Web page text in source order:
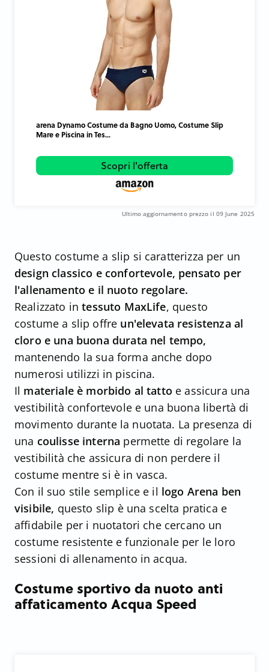
arena Dynamo Costume da Bagno Uomo, Costume Slip
Mare e Piscina in Tes...
Scopri l'offerta
Ultimo aggiornamento prezzo il 09 June 2025
Questo costume a slip si caratterizza per un
design classico e confortevole, pensato per
l'allenamento e il nuoto regolare.
Realizzato in tessuto MaxLife, questo
costume a slip offre un'elevata resistenza al
cloro e una buona durata nel tempo,
mantenendo la sua forma anche dopo
numerosi utilizzi in piscina.
Il materiale è morbido al tatto e assicura una
vestibilità confortevole e una buona libertà di
movimento durante la nuotata. La presenza di
una coulisse interna permette di regolare la
vestibilità che assicura di non perdere il
costume mentre si è in vasca.
Con il suo stile semplice e il logo Arena ben
visibile, questo slip è una scelta pratica e
affidabile per i nuotatori che cercano un
costume resistente e funzionale per le loro
sessioni di allenamento in acqua.
Costume sportivo da nuoto anti
affaticamento Acqua Speed